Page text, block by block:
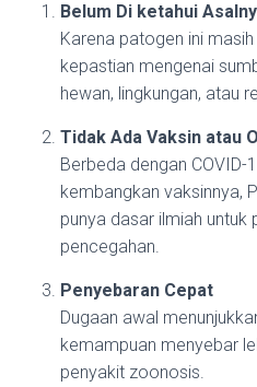
Belum Di ketahui
Karena patogen ini
kepastian mengenai
hewan, lingkungan, atau
Tidak Ada Vaksin atau
Berbeda dengan COVID-
kembangkan vaksinnya,
punya dasar ilmiah untuk
pencegahan.
Penyebaran Cepat
Dugaan awal
kemampuan menyebar
penyakit zoonosis.